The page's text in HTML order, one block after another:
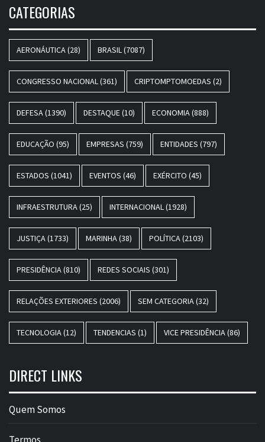
CATEGORIAS
AERONÁUTICA(28) BRASIL(7087)
CONGRESSO NACIONAL(361) CRIPTOMPTOMOEDAS (2)
DEFESA(1390) DESTAQUE(10) ECONOMIA(888)
EDUCAÇÃO (95) EMPRESAS (759) ENTIDADES (797)
ESTADOS (1041) EVENTOS (46) EXÉRCITO (45)
INFRAESTRUTURA(25) INTERNACIONAL(1928)
JUSTIÇA(1733) MARINHA(38) POLÍTICA(2103)
PRESIDÊNCIA(810) REDES SOCIAIS (301)
RELAÇÕES EXTERIORES (2006) SEM CATEGORIA(32)
TECNOLOGIA(12) TENDENCIAS (1) VICE PRESIDÊNCIA(86)
DIRECT LINKS
Quem Somos